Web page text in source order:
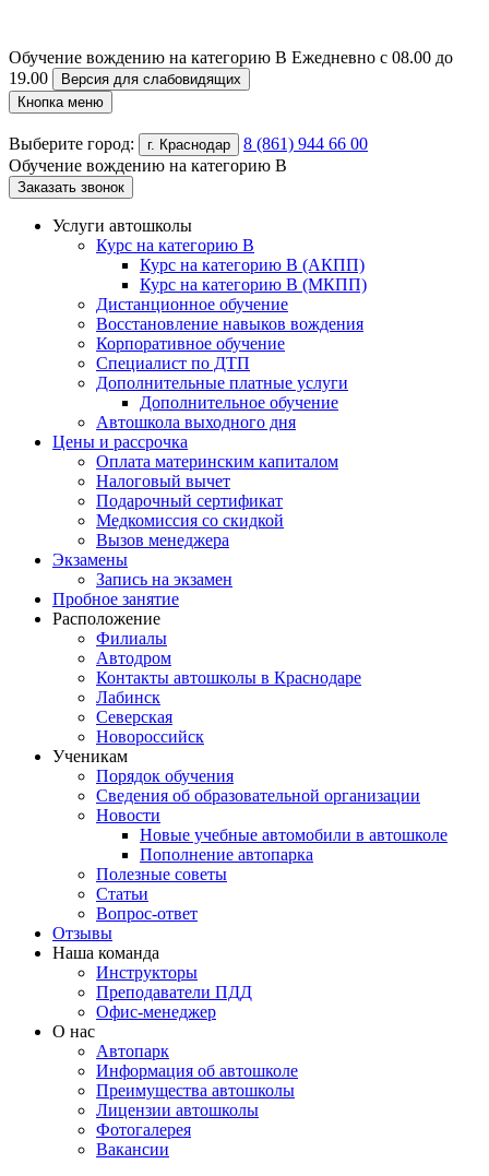
Обучение вождению на категорию B Ежедневно с 08.00 до
19.00
Версия для слабовидящих
Кнопка меню
Выберите город: г. Краснодар
8 (861) 944 66 00
Обучение вождению на категорию B
Заказать звонок
Услуги автошколы
Курс на категорию В
Курс на категорию В (АКПП)
Курс на категорию В (МКПП)
Дистанционное обучение
Восстановление навыков вождения
Корпоративное обучение
Специалист по ДТП
Дополнительные платные услуги
Дополнительное обучение
Автошкола выходного дня
Цены и рассрочка
Оплата материнским капиталом
Налоговый вычет
Подарочный сертификат
Медкомиссия со скидкой
Вызов менеджера
Экзамены
Запись на экзамен
Пробное занятие
Расположение
Филиалы
Автодром
Контакты автошколы в Краснодаре
Лабинск
Северская
Новороссийск
Ученикам
Порядок обучения
Сведения об образовательной организации
Новости
Новые учебные автомобили в автошколе
Пополнение автопарка
Полезные советы
Статьи
Вопрос-ответ
Отзывы
Наша команда
Инструкторы
Преподаватели ПДД
Офис-менеджер
О нас
Автопарк
Информация об автошколе
Преимущества автошколы
Лицензии автошколы
Фотогалерея
Вакансии